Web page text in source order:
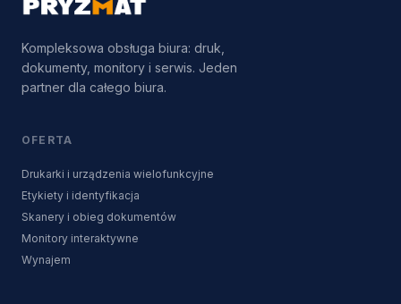
Kompleksowa obsługa biura: druk,
dokumenty, monitory i serwis. Jeden
partner dla całego biura.
OFERTA
Drukarki i urządzenia wielofunkcyjne
Etykiety i identyfikacja
Skanery i obieg dokumentów
Monitory interaktywne
Wynajem